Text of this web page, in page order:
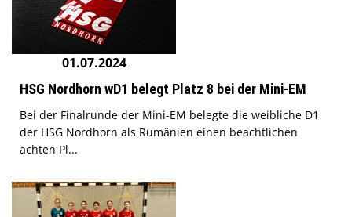
01.07.2024
HSG Nordhorn wD1 belegt Platz 8 bei der Mini-EM
Bei der Finalrunde der Mini-EM belegte die weibliche D1
der HSG Nordhorn als Rumänien einen beachtlichen
achten Pl...